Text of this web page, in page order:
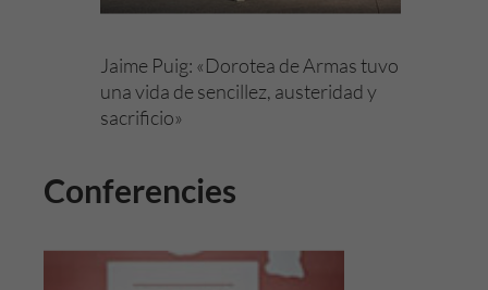
Jaime Puig: «Dorotea de Armas tuvo
una vida de sencillez, austeridad y
sacrificio»
Conferencies